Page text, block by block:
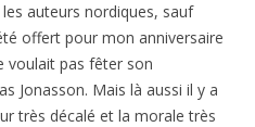
auteurs nordiques, sauf
offert pour mon anniversaire
voulait pas fêter son
Jonasson. Mais là aussi il y a
très décalé et la morale très